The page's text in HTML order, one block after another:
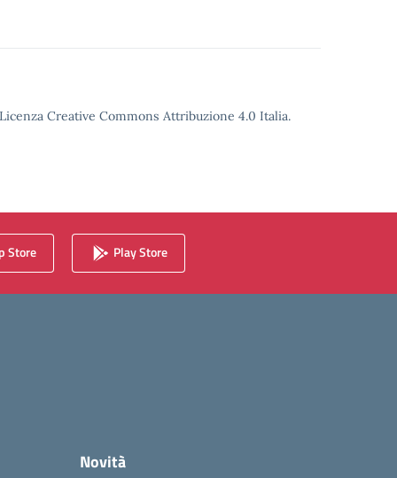
Creative Commons Attribuzione 4.0 Italia.
Store Play Store
Novità